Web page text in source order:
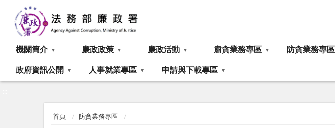
機關簡介 廉政政策 廉政活動 肅貪業務專區 防貪業務專區
政府資訊公開 人事就業專區 申請與下載專區
首頁 防貪業務專區